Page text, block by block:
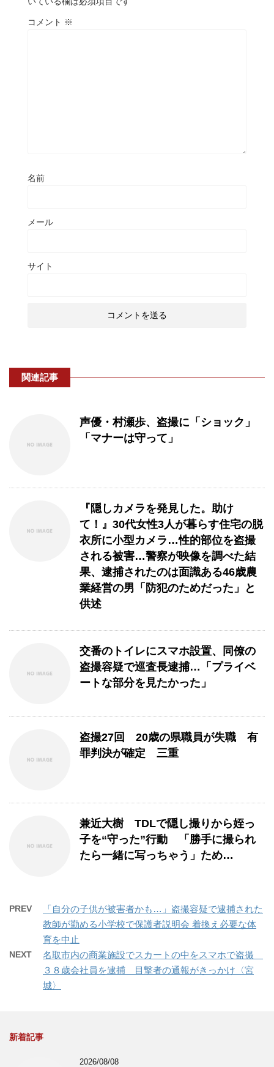
コメント ※
名前
メール
サイト
関連記事
声優・村瀬歩、盗撮に「ショック」
「マナーは守って」
『隠しカメラを発見した。助け
て！』30代女性3人が暮らす住宅の脱
衣所に小型カメラ…性的部位を盗撮
される被害…警察が映像を調べた結
果、逮捕されたのは面識ある46歳農
業経営の男「防犯のためだった」と
供述
交番のトイレにスマホ設置、同僚の
盗撮容疑で巡査長逮捕…「プライベ
ートな部分を見たかった」
盗撮27回 20歳の県職員が失職 有
罪判決が確定 三重
兼近大樹 TDLで隠し撮りから姪っ
子を“守った”行動 「勝手に撮られ
たら一緒に写っちゃう」ため…
PREV
「自分の子供が被害者かも…」盗撮容疑で逮捕された
教師が勤める小学校で保護者説明会 着換え必要な体
育を中止
NEXT
名取市内の商業施設でスカートの中をスマホで盗撮
３８歳会社員を逮捕 目撃者の通報がきっかけ〈宮
城〉
新着記事
2026/08/08